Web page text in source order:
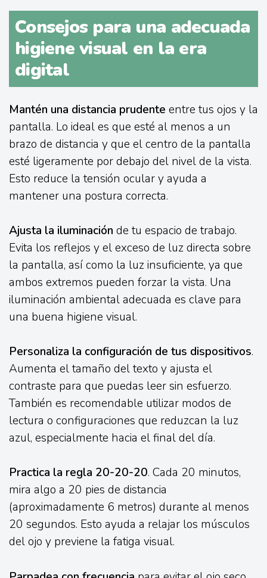
Consejos para una adecuada
higiene visual en la era
digital
Mantén una distancia prudente entre tus ojos y la
pantalla. Lo ideal es que esté al menos a un
brazo de distancia y que el centro de la pantalla
esté ligeramente por debajo del nivel de la vista.
Esto reduce la tensión ocular y ayuda a
mantener una postura correcta.
Ajusta la iluminación de tu espacio de trabajo.
Evita los reflejos y el exceso de luz directa sobre
la pantalla, así como la luz insuficiente, ya que
ambos extremos pueden forzar la vista. Una
iluminación ambiental adecuada es clave para
una buena higiene visual.
Personaliza la configuración de tus dispositivos.
Aumenta el tamaño del texto y ajusta el
contraste para que puedas leer sin esfuerzo.
También es recomendable utilizar modos de
lectura o configuraciones que reduzcan la luz
azul, especialmente hacia el final del día.
Practica la regla 20-20-20. Cada 20 minutos,
mira algo a 20 pies de distancia
(aproximadamente 6 metros) durante al menos
20 segundos. Esto ayuda a relajar los músculos
del ojo y previene la fatiga visual.